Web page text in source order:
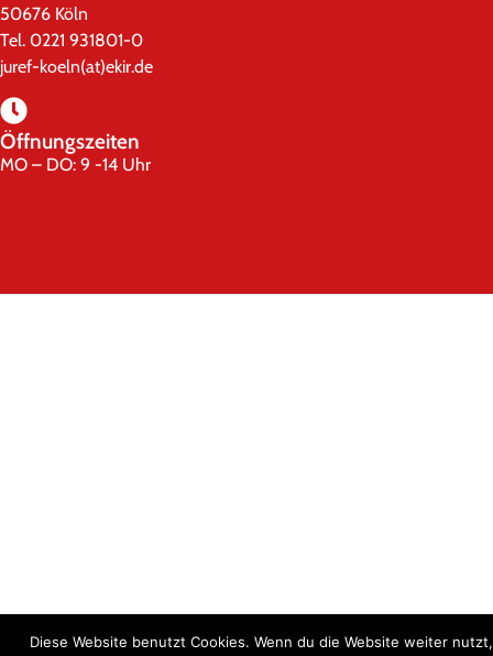
50676 Köln
Tel. 0221 931801-0
juref-koeln(at)ekir.de
Öffnungszeiten
MO – DO: 9 -14 Uhr
Diese Website benutzt Cookies. Wenn du die Website weiter